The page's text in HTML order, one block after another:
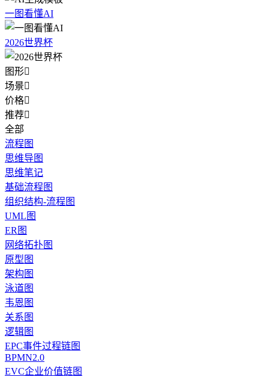
一图看懂AI
2026世界杯
图形
场景
价格
推荐
全部
流程图
思维导图
思维笔记
基础流程图
组织结构-流程图
UML图
ER图
网络拓扑图
原型图
架构图
泳道图
韦恩图
关系图
逻辑图
EPC事件过程链图
BPMN2.0
EVC企业价值链图